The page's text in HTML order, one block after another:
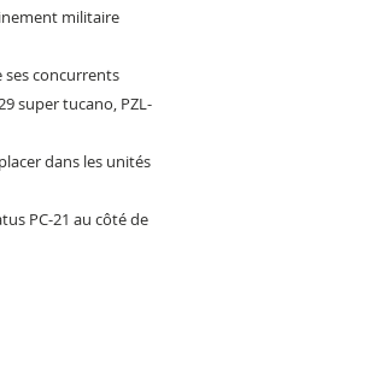
militaire
ses concurrents
super tucano, PZL-
dans les unités
PC-21 au côté de